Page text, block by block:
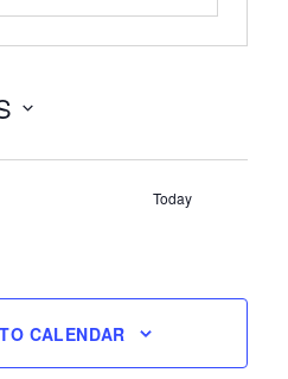
Today
CALENDAR